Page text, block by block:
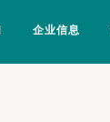
企业信息